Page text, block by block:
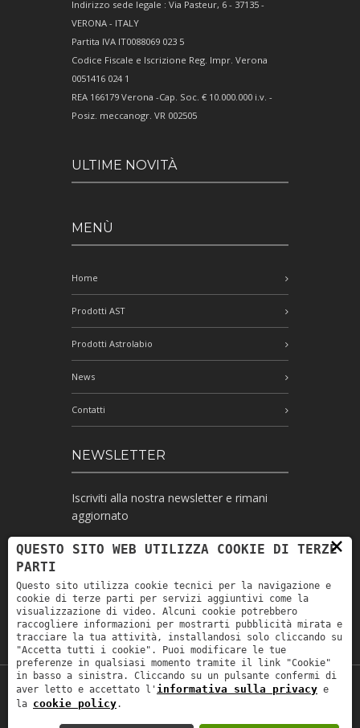
Indirizzo sede legale : Via Pasteur, 6 - 37135 -
VERONA - ITALY
Partita IVA IT0088069 023 5
Codice Fiscale e Iscrizione Reg. Impr. Verona
0051416 024 1
REA 166179 Verona -Cap. Soc. € 10.000.000 i.v. -
Posiz. meccanogr. VR 002505
ULTIME NOVITÀ
MENÙ
Home
Prodotti AST
Prodotti Astrolabio
News
Contatti
NEWSLETTER
Iscriviti alla nostra newsletter e rimani
aggiornato
Ho letto l'informativa e autorizzo il
trattamento dei miei dati personali per le
finalità ivi indicate *
Copyright © 2019Astrolabio. P.IVA:
×
QUESTO SITO WEB UTILIZZA COOKIE DI TERZE
PARTI
Questo sito utilizza cookie tecnici per la navigazione e
cookie di terze parti per servizi aggiuntivi come la
visualizzazione di video. Alcuni cookie potrebbero
raccogliere informazioni per mostrarti pubblicità mirata e
tracciare la tua attività, installandosi solo cliccando su
"Accetta tutti i cookie". Puoi modificare le tue
preferenze in qualsiasi momento tramite il link "Cookie"
in basso a sinistra. Cliccando su un pulsante confermi di
aver letto e accettato l' informativa sulla privacy e
la cookie policy.